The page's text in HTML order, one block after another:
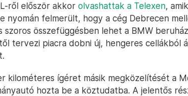
ről először akkor olvashattak a Telexen,
nyomán felmerült, hogy a cég Debrecen
szoros összefüggésben lehet a BMW
tervezi piacra dobni új, hengeres cellákból
kilométeres ígéret másik megközelítését a
hozta be a köztudatba. A jelentős